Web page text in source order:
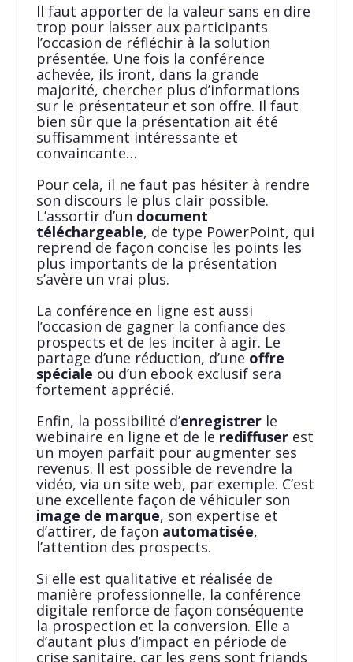
Il faut apporter de la valeur sans en dire
trop pour laisser aux participants
l’occasion de réfléchir à la solution
présentée. Une fois la conférence
achevée, ils iront, dans la grande
majorité, chercher plus d’informations
sur le présentateur et son offre. Il faut
bien sûr que la présentation ait été
suffisamment intéressante et
convaincante…
Pour cela, il ne faut pas hésiter à rendre
son discours le plus clair possible.
L’assortir d’un document
téléchargeable, de type PowerPoint, qui
reprend de façon concise les points les
plus importants de la présentation
s’avère un vrai plus.
La conférence en ligne est aussi
l’occasion de gagner la confiance des
prospects et de les inciter à agir. Le
partage d’une réduction, d’une offre
spéciale ou d’un ebook exclusif sera
fortement apprécié.
Enfin, la possibilité d’enregistrerle
webinaire en ligne et de le rediffuserest
un moyen parfait pour augmenter ses
revenus. Il est possible de revendre la
vidéo, via un site web, par exemple. C’est
une excellente façon de véhiculer son
image de marque, son expertise et
d’attirer, de façon automatisée,
l’attention des prospects.
Si elle est qualitative et réalisée de
manière professionnelle, la conférence
digitale renforce de façon conséquente
la prospection et la conversion. Elle a
d’autant plus d’impact en période de
crise sanitaire, car les gens sont friands